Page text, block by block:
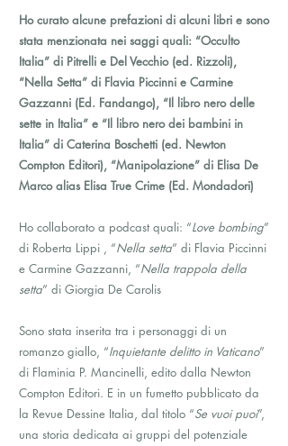
Ho curato alcune prefazioni di alcuni libri e sono
stata menzionata nei saggi quali: “Occulto
Italia” di Pitrelli e Del Vecchio (ed. Rizzoli),
“Nella Setta” di Flavia Piccinni e Carmine
Gazzanni (Ed. Fandango), “Il libro nero delle
sette in Italia” e “Il libro nero dei bambini in
Italia” di Caterina Boschetti (ed. Newton
Compton Editori), “Manipolazione” di Elisa De
Marco alias Elisa True Crime (Ed. Mondadori)
Ho collaborato a podcast quali: “Love bombing”
di Roberta Lippi , “Nella setta” di Flavia Piccinni
e Carmine Gazzanni, “Nella trappola della
setta” di Giorgia De Carolis
Sono stata inserita tra i personaggi di un
romanzo giallo, “Inquietante delitto in Vaticano”
di Flaminia P. Mancinelli, edito dalla Newton
Compton Editori. E in un fumetto pubblicato da
la Revue Dessine Italia, dal titolo “Se vuoi puoi”,
una storia dedicata ai gruppi del potenziale